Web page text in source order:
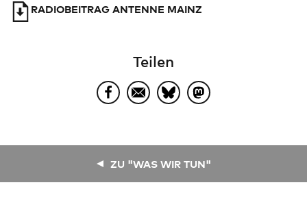
RADIOBEITRAG ANTENNE MAINZ
Teilen
ZU "WAS WIR TUN"